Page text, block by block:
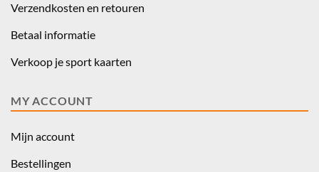
Verzendkosten en retouren
Betaal informatie
Verkoop je sport kaarten
MY ACCOUNT
Mijn account
Bestellingen